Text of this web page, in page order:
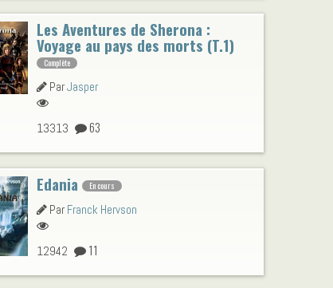
Les Aventures de Sherona :
Voyage au pays des morts (T.1)
Complète
ParJasper
13313 63
Edania En cours
ParFranck Hervson
12942 11